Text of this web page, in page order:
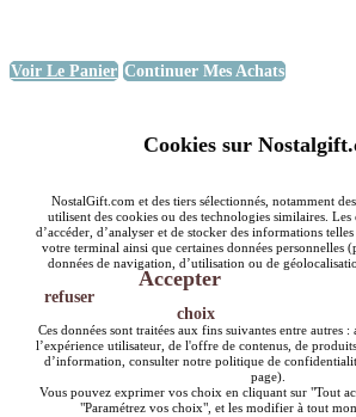
Voir Le Panier Continuer Mes Achats
Cookies sur
NostalGift.com et des tiers sélectionnés, notamment
utilisent des cookies ou des technologies similaires. Les
d’accéder, d’analyser et de stocker des informations
votre terminal ainsi que certaines données personnelles
données de navigation, d’utilisation ou de
Accepter
refuser
choix
Ces données sont traitées aux fins suivantes entre autres
l’expérience utilisateur, de l'offre de contenus, de
d’information, consulter notre politique de
page).
Vous pouvez exprimer vos choix en cliquant sur "Tout
"Paramétrez vos choix", et les modifier à tout